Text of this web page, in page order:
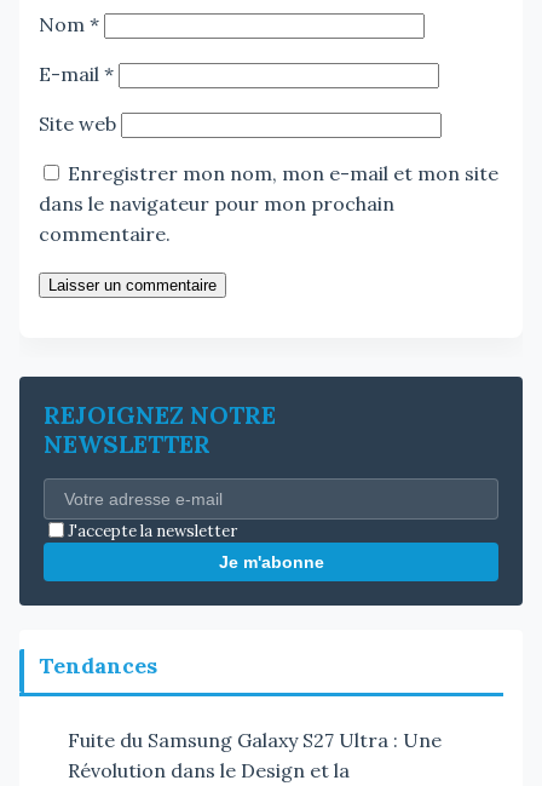
Nom *
E-mail *
Site web
Enregistrer mon nom, mon e-mail et mon site
dans le navigateur pour mon prochain
commentaire.
Laisser un commentaire
REJOIGNEZ NOTRE
NEWSLETTER
J'accepte la newsletter
Je m'abonne
Tendances
Fuite du Samsung Galaxy S27 Ultra : Une
Révolution dans le Design et la